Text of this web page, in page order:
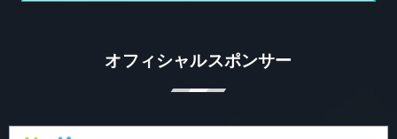
オフィシャルスポンサー